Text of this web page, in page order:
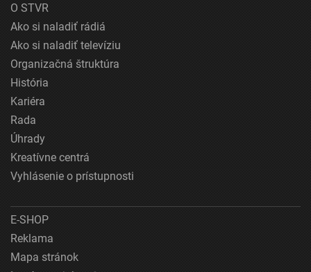
O STVR
Ako si naladiť rádiá
Ako si naladiť televíziu
Organizačná štruktúra
História
Kariéra
Rada
Úhrady
Kreatívne centrá
Vyhlásenie o prístupnosti
E-SHOP
Reklama
Mapa stránok